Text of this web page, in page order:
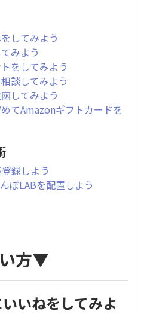
してみよう
みよう
をしてみよう
談してみよう
してみよう
てAmazonギフトカードを
録しよう
ぽLABを配置しよう
方▼
いねをしてみよ